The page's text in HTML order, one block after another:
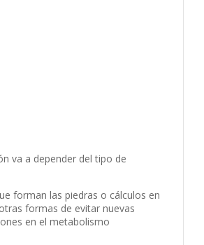
va a depender del tipo de
forman las piedras o cálculos en
formas de evitar nuevas
en el metabolismo